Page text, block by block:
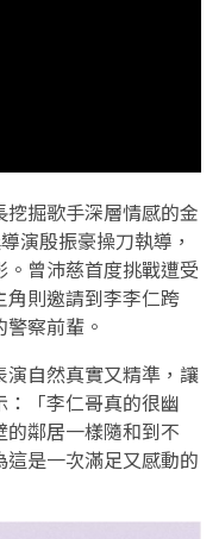
掘歌手深層情感的金
演殷振豪操刀執導，
曾沛慈首度挑戰遭受
則邀請到李李仁跨
察前輩。
自然真實又精準，讓
「李仁哥真的很幽
鄰居一樣隨和到不
是一次滿足又感動的